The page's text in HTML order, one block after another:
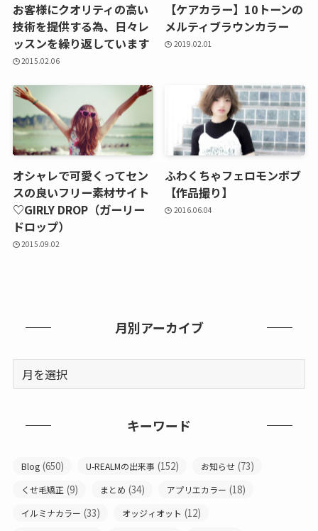
お客様にクオリティの高い
技術を提供する為、日々レ
ッスンを繰り返しています
2015.02.06
【ケアカラー】10トーンの
メルティブラウンカラー
2019.02.01
オシャレで可愛くってセン
スの良いフリー素材サイト
♡GIRLY DROP（ガーリー
ドロップ）
2015.09.02
ふわくちゃフェロモンボブ
【作品撮り】
2016.06.04
月別アーカイブ
キーワード
Blog (650) U-REALMの出来事 (152) お知らせ (73)
くせ毛矯正 (9) まとめ (34) アプリエカラー (18)
イルミナカラー (33) オッジィオット (12)